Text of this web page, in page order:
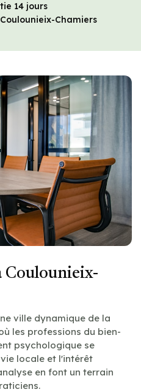
14 jours
Chamiers
Coulounieix-
ville dynamique de la
les professions du bien-
psychologique se
locale et l'intérêt
en font un terrain